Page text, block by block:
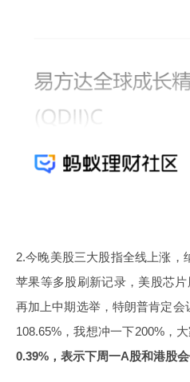
2.今晚美股三大股指全线上涨，
苹果等多股刷新记录，美股芯
再加上中期选举，特朗普肯定
108.65%，我想冲一下200%，
0.39%，表示下周一A股和港股会